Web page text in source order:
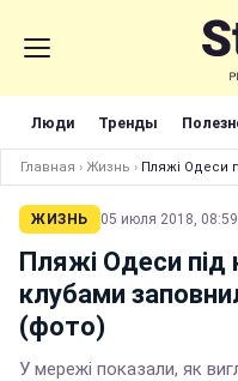
Люди Тренды
Главная › Жизнь › Пляжі Одеси
ЖИЗНЬ 05 июля 2018, 08:59
Пляжі Одеси під
клубами
(фото)
У мережі показали, як